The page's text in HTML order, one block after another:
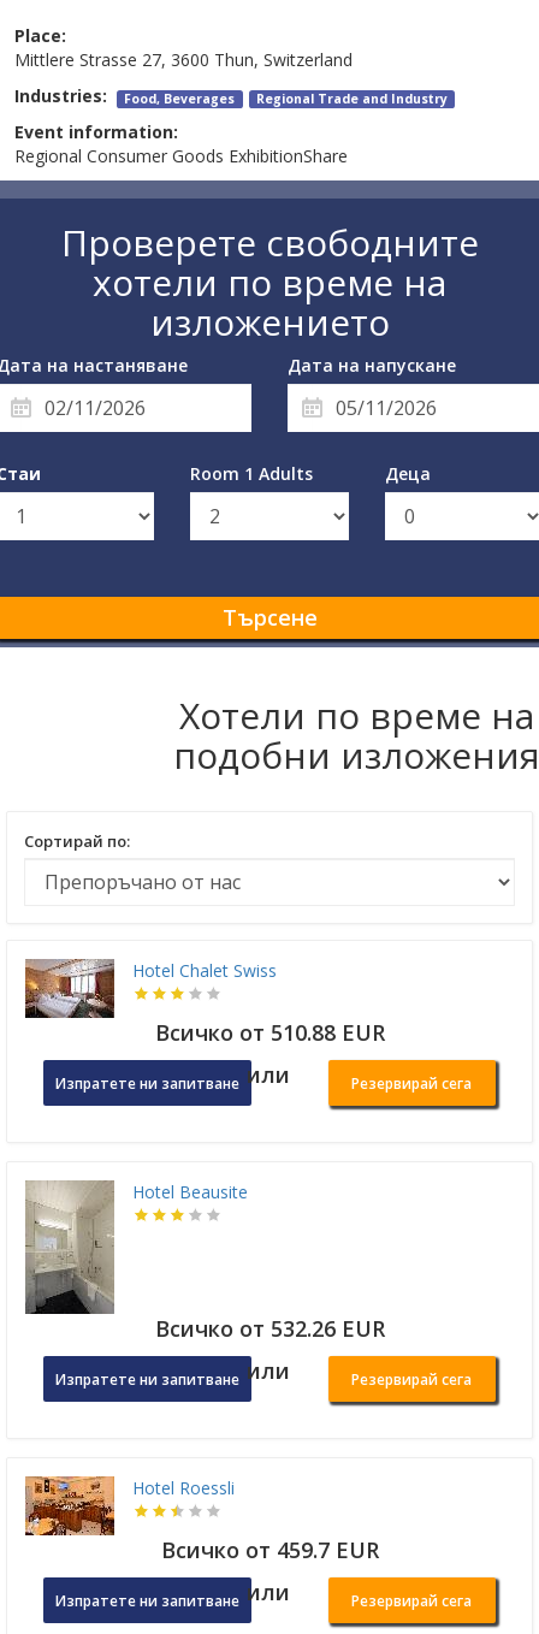
Place:
Mittlere Strasse 27, 3600 Thun, Switzerland
Industries: Food, Beverages Regional Trade and Industry
Event information:
Regional Consumer Goods ExhibitionShare
Проверете свободните
хотели по време на
изложението
на настаняване Дата на напускане
Room 1 Adults Деца
Търсене
Хотели по време на
подобни изложения
Сортирай по:
Hotel Chalet Swiss
Всичко от 510.88 EUR
Изпратете ни запитване или Резервирай сега
Hotel Beausite
Всичко от 532.26 EUR
Изпратете ни запитване или Резервирай сега
Hotel Roessli
Всичко от 459.7 EUR
Изпратете ни запитване или Резервирай сега